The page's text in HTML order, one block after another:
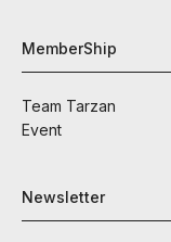
MemberShip
Team Tarzan
Event
Newsletter